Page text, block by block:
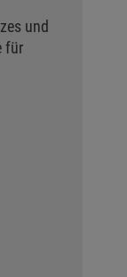
und
für